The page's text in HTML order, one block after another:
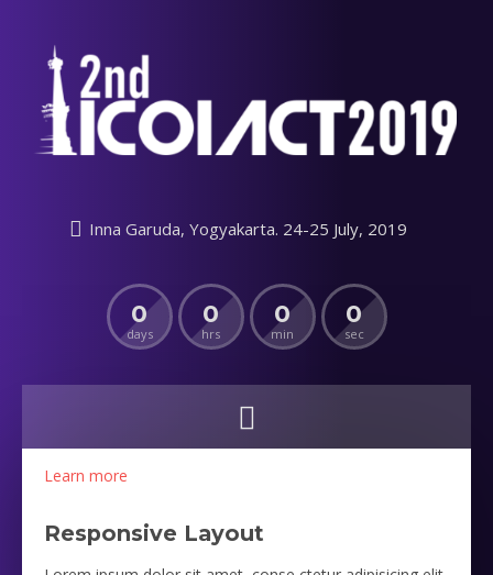
Inna Garuda, Yogyakarta. 24-25 July, 2019
0
days
0
hrs
0
min
0
sec
Learn more
Responsive Layout